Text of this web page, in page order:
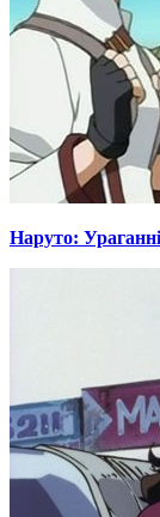
Наруто: